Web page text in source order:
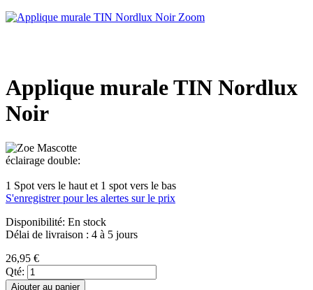
Zoom
Applique murale TIN Nordlux
Noir
éclairage double:
1 Spot vers le haut et 1 spot vers le bas
S'enregistrer pour les alertes sur le prix
Disponibilité: En stock
Délai de livraison : 4 à 5 jours
26,95 €
Qté:
Ajouter au panier